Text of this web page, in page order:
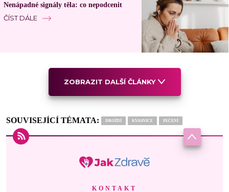
Nenápadné signály těla: co nepodcenit
ČÍST DÁLE
ZOBRAZIT DALŠÍ ČLÁNKY
SOUVISEJÍCÍ TÉMATA: DROŽDÍ KVASNICE PEČENÍ
KONTAKT